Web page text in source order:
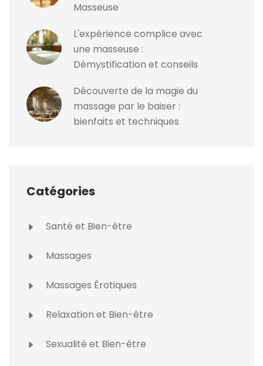
Masseuse
L'expérience complice avec
une masseuse :
Démystification et conseils
Découverte de la magie du
massage par le baiser :
bienfaits et techniques
Catégories
Santé et Bien-être
Massages
Massages Érotiques
Relaxation et Bien-être
Sexualité et Bien-être